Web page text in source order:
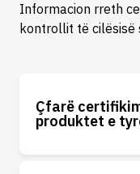
Informacion rreth
kontrollit të cilësisë
Çfarë
produktet e